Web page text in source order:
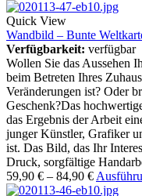
Quick View
Wandbild – Bunte
Verfügbarkeit: verfügbar
Wollen Sie das Aussehen
beim Betreten Ihres
Veränderungen ist? Oder
Geschenk?Das
das Ergebnis der Arbeit
junger Künstler, Grafiker
ist. Das Bild, das Ihr
Druck, sorgfältige
59,90 € – 84,90 €